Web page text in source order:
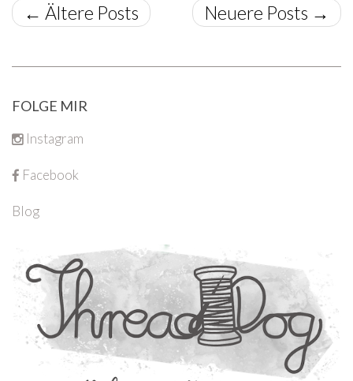
← Ältere Posts Neuere Posts →
FOLGE MIR
Instagram
Facebook
Blog